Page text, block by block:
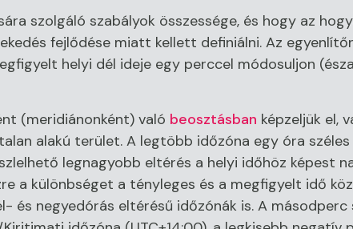
szolgáló szabályok összessége, és hogy az
fejlődése miatt kellett definiálni. Az
helyi dél ideje egy perccel módosuljon
(meridiánonként) való beosztásban képzeljük el,
alakú terület. A legtöbb időzóna egy óra
legnagyobb eltérés a helyi időhöz képest
a különbséget a tényleges és a megfigyelt idő
és negyedórás eltérésű időzónák is. A